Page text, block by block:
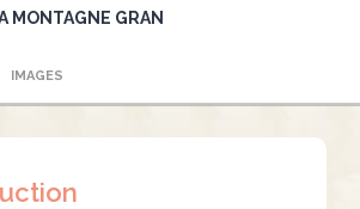
MONTAGNE GRAN
IMAGES